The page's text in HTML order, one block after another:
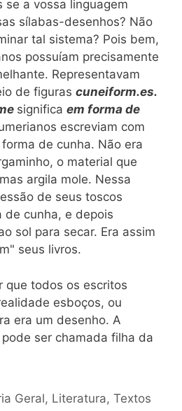
se a vossa linguagem
sílabas-desenhos? Não
tal sistema? Pois bem,
possuíam precisamente
Representavam
de figuras cuneiform.es.
significa em forma de
escreviam com
de cunha. Não era
o material que
argila mole. Nessa
de seus toscos
de cunha, e depois
sol para secar. Era assim
seus livros.
que todos os escritos
esboços, ou
era um desenho. A
ser chamada filha da
Geral, Literatura,Textos